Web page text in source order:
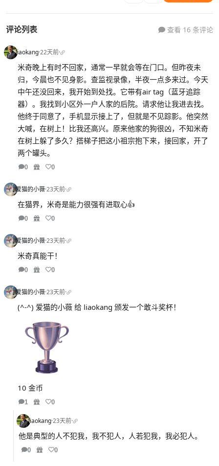
评论列表 查看 16 条评论
liaokang·22天前·
米奇晚上有时不回家，通常一早就会等在门口。但昨夜未
归，今晨也不见身影。查监视录像，半夜一点多来过。今天
中午还没回来，我开始到处找。它带有air tag（蓝牙追踪
器）。我找到小区外一户人家的后院。请求他让我进去找。
他终于同意了，手机显示接上了，但就是不见踪影。他突然
大喊，在树上！比我还高兴。原来他家的狗很凶，不知米奇
在树上躲了多久？搭梯子把这小祖宗抱下来，接回家，开了
两个罐头。
0 0
爱猫的小薇·23天前·
在猫界，米奇是能力很强有进取心👍
0 0
爱猫的小薇·23天前·
米奇真能干！
0 0
爱猫的小薇·23天前·
(^-^) 爱猫的小薇 给 liaokang 颁发一个敢斗奖杯！
10 金币
1 0
liaokang·23天前·
他是典型的人不犯我，我不犯人，人若犯我，我必犯人。
0 0